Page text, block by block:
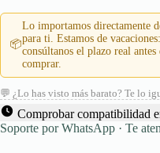
válvula
cierre
cantidad
📦
Lo importamos directamente
para ti. Estamos de vacaciones:
consúltanos el plazo real antes
comprar.
💬 ¿Lo has visto más barato? Te lo
Comprobar compatibilidad
Soporte por WhatsApp · Te